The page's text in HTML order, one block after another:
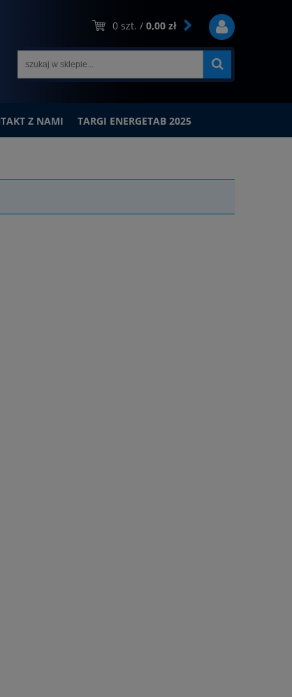
0 szt. / 0,00 zł
Z NAMI TARGI ENERGETAB 2025